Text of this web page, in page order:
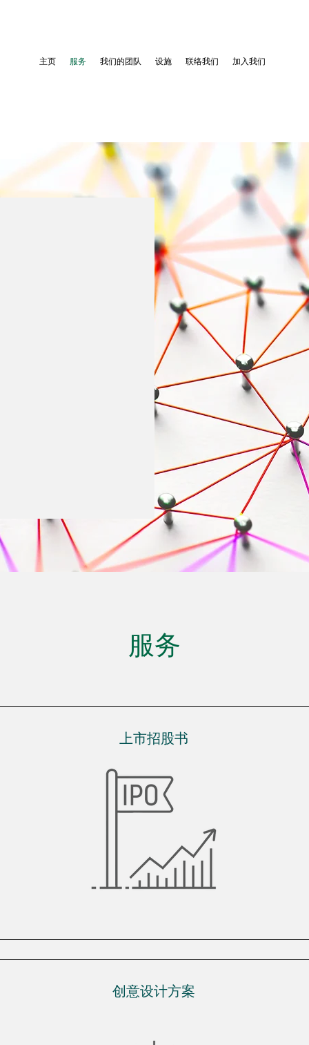
主页 服务 我们的团队 设施 联络我们 加入我们
服务
上市招股书
创意设计方案